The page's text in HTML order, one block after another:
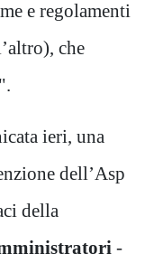
e regolamenti
che
ieri, una
dell’Asp
della
-